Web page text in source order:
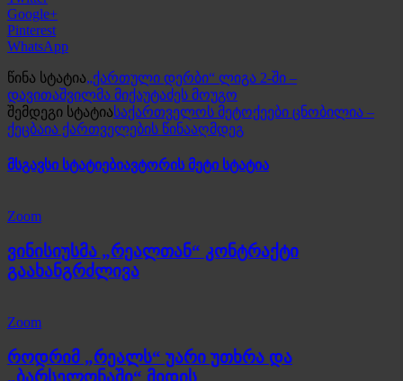
Google+
Pinterest
WhatsApp
წინა სტატია„ქართული დერბი“ ლიგა 2-ში –
დავითაშვილმა მიქაუტაძეს მოუგო
შემდეგი სტატიასაქართველოს მეტოქეები ცნობილია –
ქეცბაია ქართველების წინააღმდეგ
მსგავსი სტატიებიავტორის მეტი სტატია
Zoom
ვინისიუსმა „რეალთან“ კონტრაქტი
გაახანგრძლივა
Zoom
როდრიმ „რეალს“ უარი უთხრა და
„ბარსელონაში“ მიდის